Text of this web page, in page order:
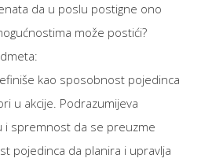
da u poslu postigne ono
može postići?
kao sposobnost pojedinca
u akcije. Podrazumijeva
i spremnost da se preuzme
pojedinca da planira i upravlja